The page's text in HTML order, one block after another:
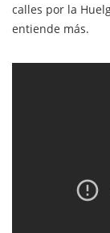
calles por la
entiende más.